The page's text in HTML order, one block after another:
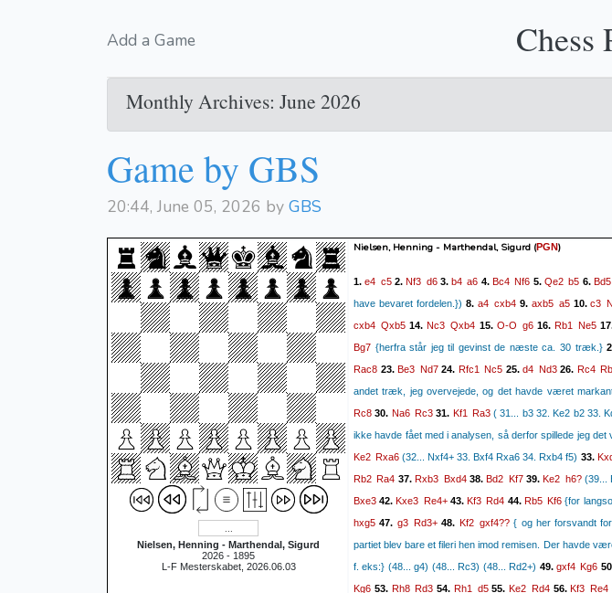
Add a Game Chess
Monthly Archives: June 2026
Game by GBS
20:44, June 05, 2026 by GBS
Nielsen, Henning - Marthendal, Sigurd
2026 - 1895
L-F Mesterskabet, 2026.06.03
Nielsen, Henning - Marthendal, Sigurd (PGN)
1.e4 c52.Nf3 d63.b4 a6 4.Bc4 Nf6 5. Qe2 b5 6. Bd5
have bevaret fordelen.}) 8. a4 cxb49. axb5 a510.c3
cxb4 Qxb5 14.Nc3 Qxb4 15. O-O g616.Rb1 Ne5
Bg7 {herfra står jeg til gevinst de næste ca. 30 træk.}
Rac8 23.Be3 Nd724. Rfc1 Nc5 25.d4 Nd326. Rc4
andet træk, jeg overvejede, og det havde været
Rc8 30. Na6 Rc331. Kf1 Ra3( 31... b3 32. Ke2 b2 33.
ikke havde fået med i analysen, så derfor spillede jeg
Ke2 Rxa6 (32... Nxf4+ 33. Bxf4 Rxa6 34. Rxb4 f5) 33.
Rb2 Ra4 37.Rxb3 Bxd438.Bd2 Kf739.Ke2 h6?(39...
Bxe3 42.Kxe3 Re4+43.Kf3 Rd4 44. Rb5 Kf6 {for
hxg5 47. g3 Rd3+48. Kf2 gxf4??{ og her forsvandt
partiet blev bare et fileri hen imod remisen. Der havde
f. eks:} (48... g4) (48... Rc3) (48... Rd2+) 49.gxf4 Kg6
Kg6 53. Rh8 Rd3 54. Rh1 d555. Ke2 Rd456.Kf3 Re4